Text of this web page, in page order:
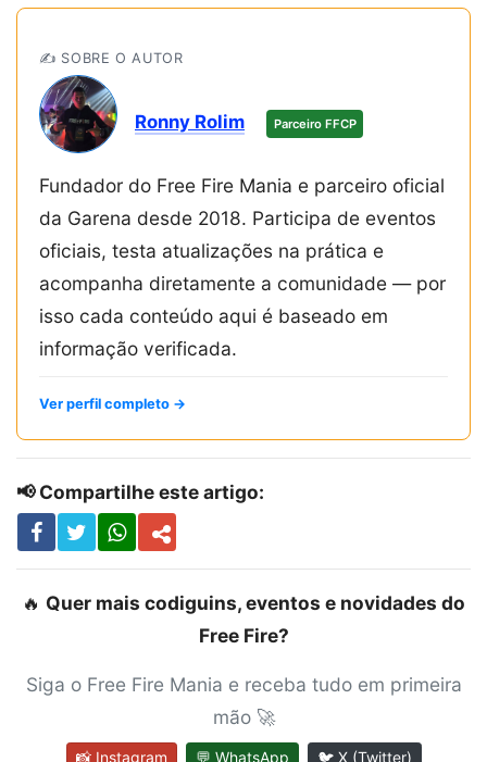
✍️ SOBRE O AUTOR
Ronny Rolim Parceiro FFCP
Fundador do Free Fire Mania e parceiro oficial
da Garena desde 2018. Participa de eventos
oficiais, testa atualizações na prática e
acompanha diretamente a comunidade — por
isso cada conteúdo aqui é baseado em
informação verificada.
Ver perfil completo →
📢 Compartilhe este artigo:
🔥 Quer mais codiguins, eventos e novidades do
Free Fire?
Siga o Free Fire Mania e receba tudo em primeira
mão 🚀
📸 Instagram 💬 WhatsApp 🐦 X (Twitter)